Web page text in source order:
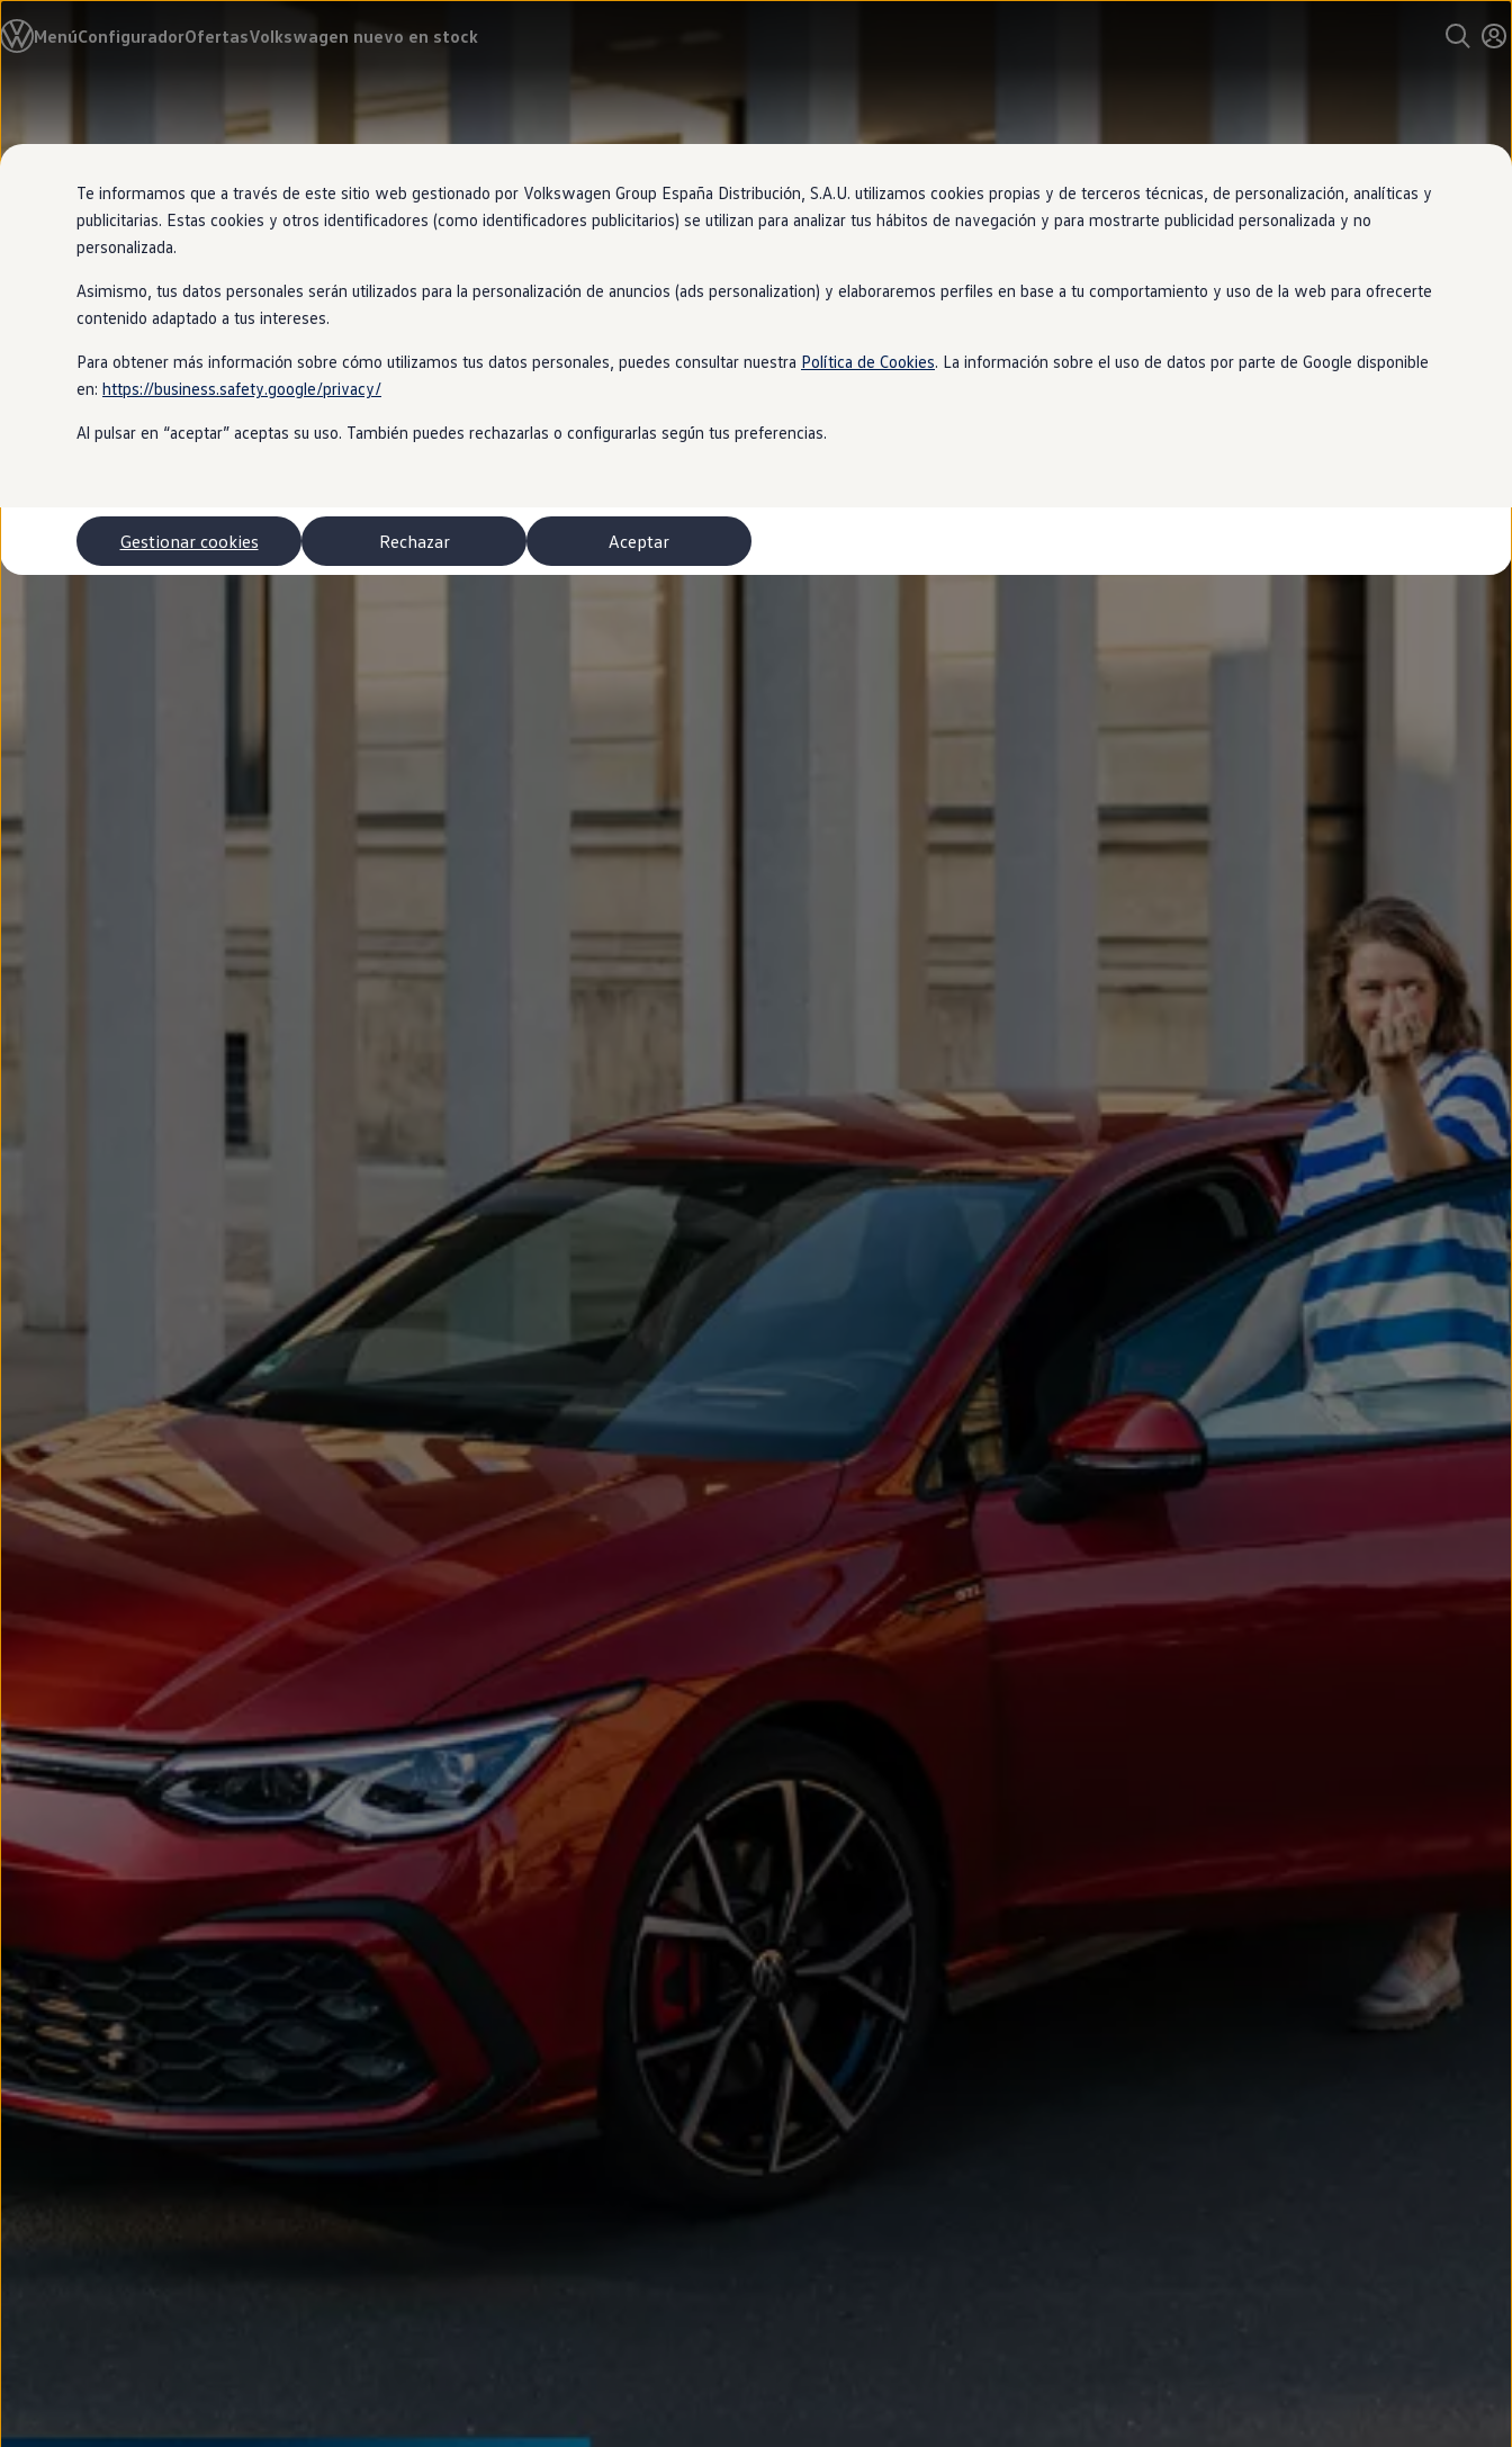
directamente
directamente
página
MenúConfiguradorOfertasVolkswagen nuevo en stock
Modelos y configurador
Nuevo ID. Cross
Volkswagen nuevo en stock
Volkswagen de ocasión
Financiación
My Way
Seguros
Empresas
Autoescuelas
Más sobre eléctricos
Más sobre híbridos
Plan Auto +
Etiquetas DGT
Simulador de autonomía, carga y ahorro
Soluciones de carga
Autonomía
Clientes y posventa
Club Volkswagen
Ofertas posventa
Actualizaciones del software, los mapas y las emisoras de radio
Mantenimiento y reparaciones
Revisiones e ITV
Aire acondicionado y filtros
Faros y lunas
Recambios Volkswagen
Personalización
Información sobre EA189
Accede a My Volkswagen
Todo sobre tu Volkswagen
Información sobre Diésel XTL
Suscripción de mantenimiento Long Drive
Modelos anteriores
Beetle
Scirocco
Jetta
Sharan
Golf
Polo
Passat
Touareg
Asistencia en carretera
Te informamos que a través de este sitio web gestionado por Volkswagen Group España Distribución, S.A.U. utilizamos cookies propias y de terceros técnicas, de personalización, analíticas y
publicitarias. Estas cookies y otros identificadores (como identificadores publicitarios) se utilizan para analizar tus hábitos de navegación y para mostrarte publicidad personalizada y no
personalizada.
Asimismo, tus datos personales serán utilizados para la personalización de anuncios (ads personalization) y elaboraremos perfiles en base a tu comportamiento y uso de la web para ofrecerte
contenido adaptado a tus intereses.
Para obtener más información sobre cómo utilizamos tus datos personales, puedes consultar nuestra Política de Cookies. La información sobre el uso de datos por parte de Google disponible
en: https://business.safety.google/privacy/
Al pulsar en “aceptar” aceptas su uso. También puedes rechazarlas o configurarlas según tus preferencias.
Aceptar
Rechazar
Gestionar cookies